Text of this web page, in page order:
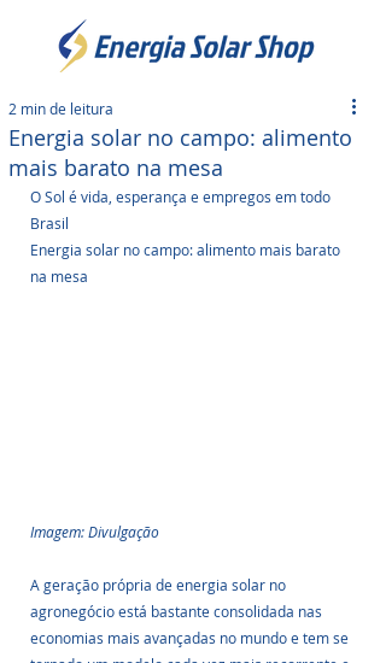
Energia solar no campo: alimento
mais barato na mesa
2 min de leitura
O Sol é vida, esperança e empregos em todo
Brasil
Energia solar no campo: alimento mais barato
na mesa
Imagem: Divulgação
A geração própria de energia solar no
agronegócio está bastante consolidada nas
economias mais avançadas no mundo e tem se